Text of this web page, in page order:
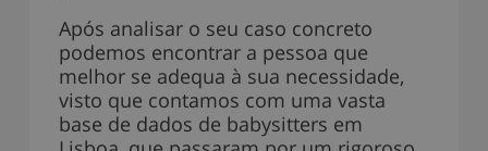
Após analisar o seu caso concreto
podemos encontrar a pessoa que
melhor se adequa à sua necessidade,
visto que contamos com uma vasta
base de dados de babysitters em